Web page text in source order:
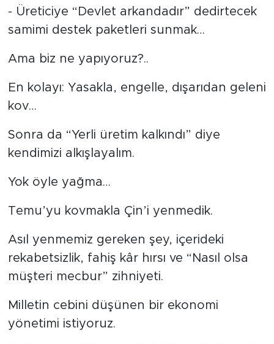
- Üreticiye “Devlet arkandadır” dedirtecek
samimi destek paketleri sunmak…
Ama biz ne yapıyoruz?..
En kolayı: Yasakla, engelle, dışarıdan geleni
kov…
Sonra da “Yerli üretim kalkındı” diye
kendimizi alkışlayalım.
Yok öyle yağma…
Temu’yu kovmakla Çin’i yenmedik.
Asıl yenmemiz gereken şey, içerideki
rekabetsizlik, fahiş kâr hırsı ve “Nasıl olsa
müşteri mecbur” zihniyeti.
Milletin cebini düşünen bir ekonomi
yönetimi istiyoruz.